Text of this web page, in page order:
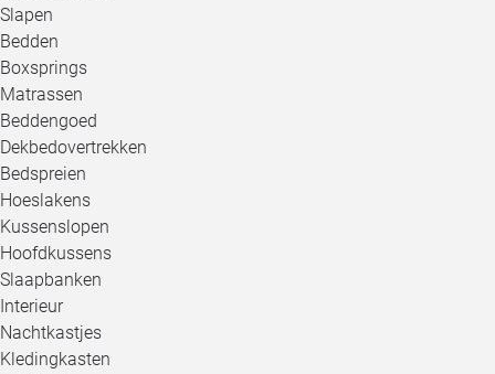
Slapen
Bedden
Boxsprings
Matrassen
Beddengoed
Dekbedovertrekken
Bedspreien
Hoeslakens
Kussenslopen
Hoofdkussens
Slaapbanken
Interieur
Nachtkastjes
Kledingkasten